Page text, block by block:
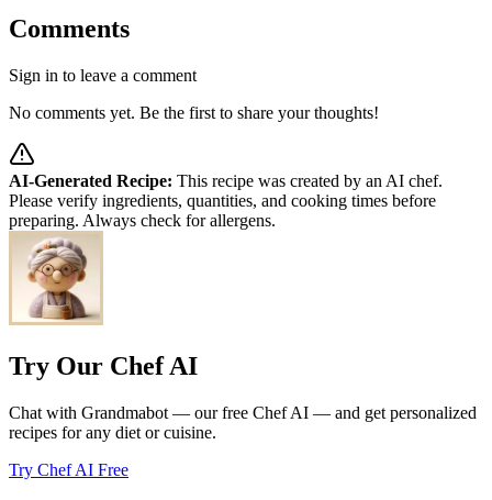
Comments
Sign in to leave a comment
No comments yet. Be the first to share your thoughts!
AI-Generated Recipe: This recipe was created by an AI chef.
Please verify ingredients, quantities, and cooking times before
preparing. Always check for allergens.
Try Our Chef AI
Chat with Grandmabot — our free Chef AI — and get personalized
recipes for any diet or cuisine.
Try Chef AI Free